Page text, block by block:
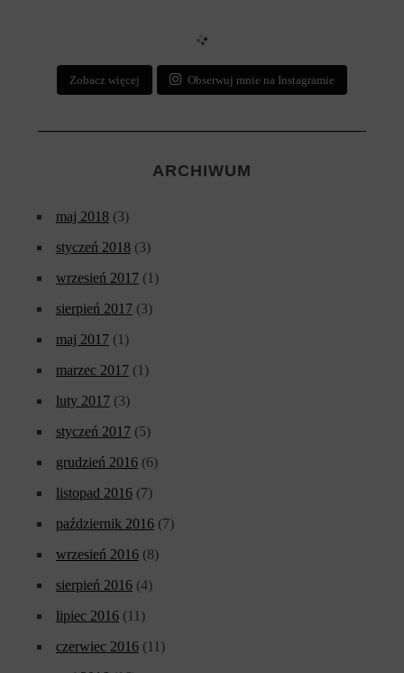
Zobacz więcej Obserwuj mnie na Instagramie
ARCHIWUM
maj 2018(3)
styczeń 2018(3)
wrzesień 2017(1)
sierpień 2017(3)
maj 2017(1)
marzec 2017(1)
luty 2017(3)
styczeń 2017(5)
grudzień 2016(6)
listopad 2016(7)
październik 2016(7)
wrzesień 2016(8)
sierpień 2016(4)
lipiec 2016(11)
czerwiec 2016(11)